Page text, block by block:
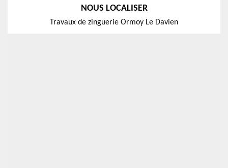
NOUS LOCALISER
Travaux de zinguerie Ormoy Le Davien